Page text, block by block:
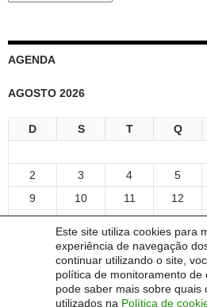
Este site utiliza cookies para
experiência de navegação
continuar utilizando o site,
política de monitoramento de
pode saber mais sobre quais
utilizados na Política de
AGENDA
AGOSTO 2026
D S T Q
2
3 4 5
9
10 11 12
16
17 18 19
24 25 26
31